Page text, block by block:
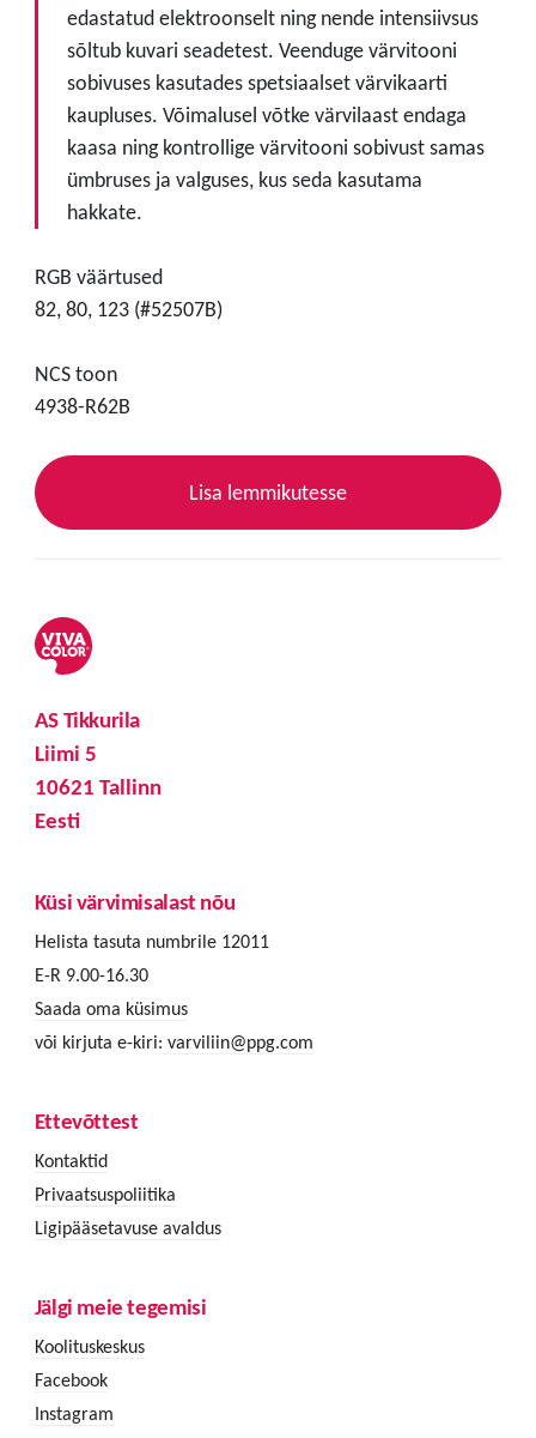
edastatud elektroonselt ning nende intensiivsus
sõltub kuvari seadetest. Veenduge värvitooni
sobivuses kasutades spetsiaalset värvikaarti
kaupluses. Võimalusel võtke värvilaast endaga
kaasa ning kontrollige värvitooni sobivust samas
ümbruses ja valguses, kus seda kasutama
hakkate.
RGB väärtused
82, 80, 123 (#52507B)
NCS toon
4938-R62B
Lisa lemmikutesse
AS Tikkurila
Liimi 5
10621 Tallinn
Eesti
Küsi värvimisalast nõu
Helista tasuta numbrile 12011
E-R 9.00-16.30
Saada oma küsimus
või kirjuta e-kiri: varviliin@ppg.com
Ettevõttest
Kontaktid
Privaatsuspoliitika
Ligipääsetavuse avaldus
Jälgi meie tegemisi
Koolituskeskus
Facebook
Instagram